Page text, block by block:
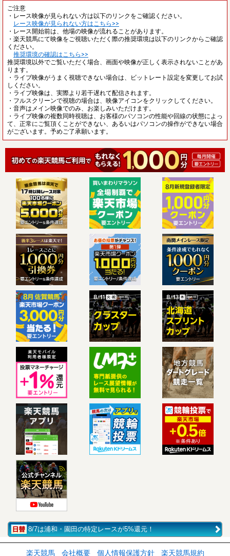
ご注意
・レース映像が見られない方は以下のリンクをご確認ください。
レース映像が見られない方はこちら>>
・レース開始前は、他場の映像が流れることがあります。
・楽天競馬にて映像をご視聴いただく際の推奨環境は以下のリンクからご確認
ください。
推奨環境の確認はこちら>>
推奨環境以外でご覧いただく場合、画面や映像が正しく表示されないことがあ
ります。
・ライブ映像がうまく視聴できない場合は、ビットレート設定を変更してお試
しください。
・ライブ映像は、実際より若干遅れて配信されます。
・フルスクリーンで視聴の場合は、映像アイコンをクリックしてください。
・音声はメイン映像でのみ、お楽しみいただけます。
・ライブ映像の複数同時視聴は、お客様のパソコンの性能や回線の状態によっ
て、正常にご覧頂くことができない、あるいはパソコンの操作ができない場合
がございます。予めご了承願います。
8/7は浦和・園田の特定レースが5%還元！
楽天競馬 会社概要 個人情報保護方針 楽天競馬規約